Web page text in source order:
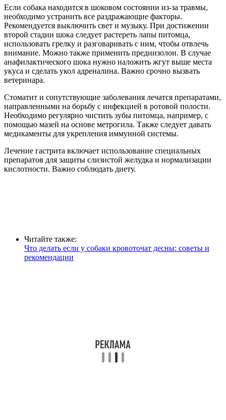
Если собака находится в шоковом состоянии из-за травмы,
необходимо устранить все раздражающие факторы.
Рекомендуется выключить свет и музыку. При достижении
второй стадии шока следует растереть лапы питомца,
использовать грелку и разговаривать с ним, чтобы отвлечь
внимание. Можно также применить преднизолон. В случае
анафилактического шока нужно наложить жгут выше места
укуса и сделать укол адреналина. Важно срочно вызвать
ветеринара.
Стоматит и сопутствующие заболевания лечатся препаратами,
направленными на борьбу с инфекцией в ротовой полости.
Необходимо регулярно чистить зубы питомца, например, с
помощью мазей на основе метрогила. Также следует давать
медикаменты для укрепления иммунной системы.
Лечение гастрита включает использование специальных
препаратов для защиты слизистой желудка и нормализации
кислотности. Важно соблюдать диету.
Читайте также:
Что делать если у собаки кровоточат десны: советы и
рекомендации